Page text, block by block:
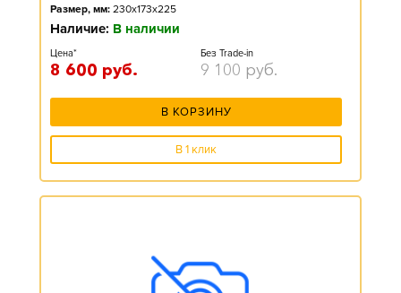
Размер, мм: 230x173x225
Наличие: В наличии
Цена*
8 600 руб.
Без Trade-in
9 100 руб.
В КОРЗИНУ
В 1 клик